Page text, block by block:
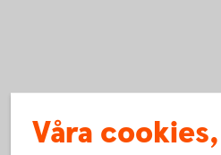
Våra